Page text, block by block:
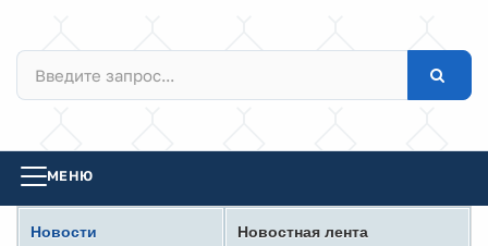
МЕНЮ
Новости
Новостная лента